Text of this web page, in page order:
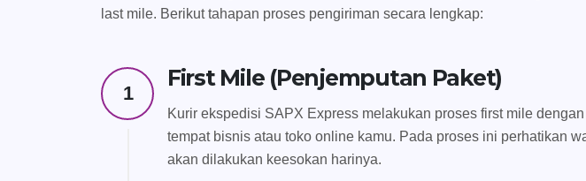
last mile. Berikut tahapan proses pengiriman secara lengkap:
1
First Mile (Penjemputan Paket)
Kurir ekspedisi SAPX Express melakukan proses first mile
tempat bisnis atau toko online kamu. Pada proses ini perhatikan
akan dilakukan keesokan harinya.